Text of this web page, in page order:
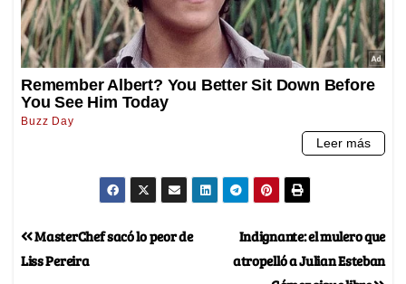
Indignante: el mulero que
atropelló a Julian Esteban
MasterChef sacó lo peor de
Liss Pereira